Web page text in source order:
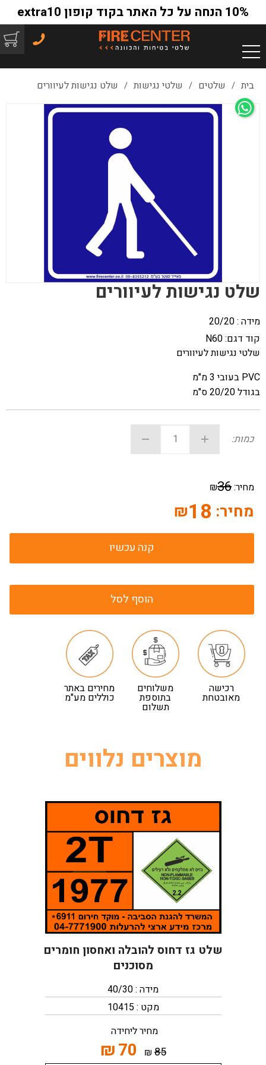
10% הנחה על כל האתר בקוד קופון extra10
בית / שלטים / שלטי נגישות / שלט נגישות לעיוורים
שלט נגישות לעיוורים
מידה : 20/20
קוד דגם:N60
שלטי נגישות לעיוורים
PVC בעובי 3 מ"מ
בגודל 20/20 ס"מ
כמות:
מחיר:36
₪
מחיר: 18
₪
קנה עכשיו
הוסף לסל
רכישה
מאובטחת
משלוחים
בתוספת
תשלום
מחירים באתר
כוללים מע"מ
מוצרים נלווים
שלט גז דחוס להובלה ואחסון חומרים
מסוכנים
מידה : 40/30
מקט : 10415
מחיר ליחידה
85
₪
70
₪